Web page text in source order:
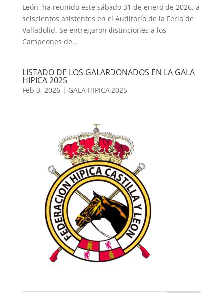
León, ha reunido este sábado 31 de enero de 2026, a
seiscientos asistentes en el Auditorio de la Feria de
Valladolid. Se entregaron distinciones a los
Campeones de...
LISTADO DE LOS GALARDONADOS EN LA GALA
HIPICA 2025
Feb 3, 2026| GALA HIPICA 2025